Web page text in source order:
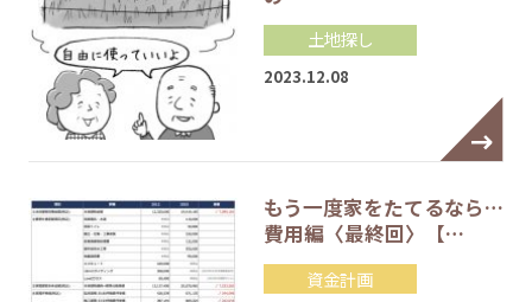
土地探し
2023.12.08
もう一度家をたてるなら…
費用編〈最終回〉【…
資金計画